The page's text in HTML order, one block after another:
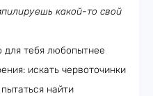
какой-то свой
для тебя любопытнее
искать червоточинки
найти